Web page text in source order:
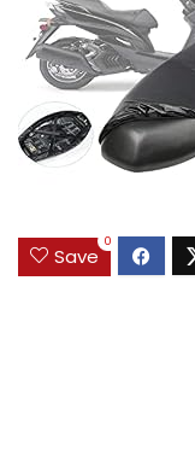
Save
0